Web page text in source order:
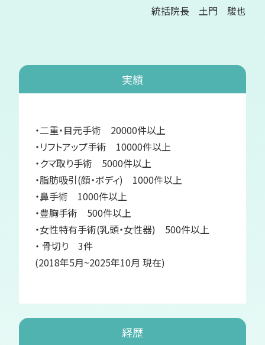
統括院長 土門 駿也
実績
・二重・目元手術 20000件以上
・リフトアップ手術 10000件以上
・クマ取り手術 5000件以上
・脂肪吸引(顔・ボディ) 1000件以上
・鼻手術 1000件以上
・豊胸手術 500件以上
・女性特有手術(乳頭・女性器) 500件以上
・ 骨切り 3件
(2018年5月~2025年10月 現在)
経歴